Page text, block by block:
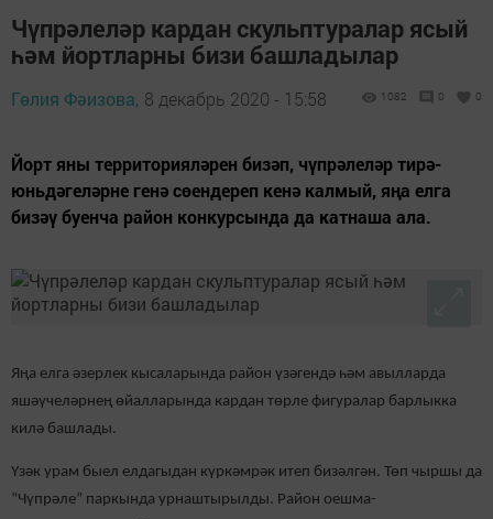
Чүпрәлеләр кардан скульптуралар ясый
һәм йортларны бизи башладылар
Гөлия Фәизова, 8 декабрь 2020 - 15:58 1082 0 0
Йорт яны территорияләрен бизәп, чүпрәлеләр тирә-
юньдәгеләрне генә сөендереп кенә калмый, яңа елга
бизәү буенча район конкурсында да катнаша ала.
Яңа елга әзерлек кысаларында район үзәгендә һәм авылларда
яшәүчеләрнең өйалларында кардан төрле фигуралар барлыкка
килә башлады.
Үзәк урам быел елдагыдан күркәмрәк итеп бизәлгән. Төп чыршы да
“Чүпрәле” паркында урнаштырылды. Район оешма-